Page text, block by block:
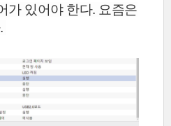
가 있어야 한다. 요즘은